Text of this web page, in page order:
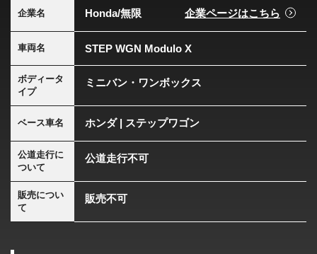
企業名 Honda/無限 企業ページはこちら
車両名 STEP WGN Modulo X
ボディータ
イプ
ミニバン・ワンボックス
ベース車名 ホンダ | ステップワゴン
公道走行に
ついて
公道走行不可
販売につい
て
販売不可